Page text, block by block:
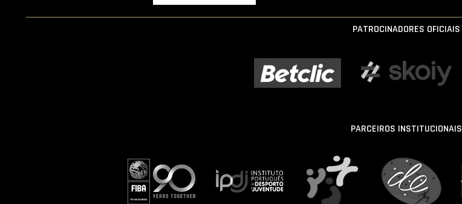
PATROCINADORES OFICIAIS
PARCEIROS INSTITUCIONAIS